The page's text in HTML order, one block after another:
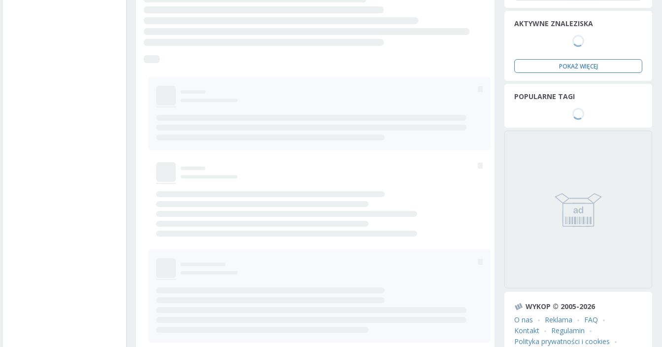
AKTYWNE ZNALEZISKA
POKAŻ WIĘCEJ
POPULARNE TAGI
WYKOP © 2005-2026
O nas
Reklama
FAQ
Kontakt
Regulamin
Polityka prywatności i cookies